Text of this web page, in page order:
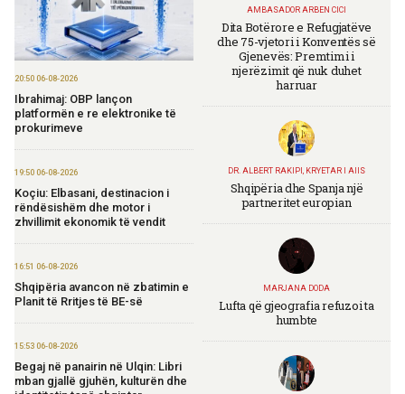
20:50 06-08-2026
Ibrahimaj: OBP lançon
platformën e re elektronike të
prokurimeve
19:50 06-08-2026
Koçiu: Elbasani, destinacion i
rëndësishëm dhe motor i
zhvillimit ekonomik të vendit
16:51 06-08-2026
Shqipëria avancon në zbatimin e
Planit të Rritjes të BE-së
15:53 06-08-2026
Begaj në panairin në Ulqin: Libri
mban gjallë gjuhën, kulturën dhe
AMBASADOR ARBEN CICI
Dita Botërore e Refugjatëve
dhe 75-vjetori i Konventës së
Gjenevës: Premtimi i
njerëzimit që nuk duhet
harruar
DR. ALBERT RAKIPI, KRYETAR I AIIS
Shqipëria dhe Spanja një
partneritet europian
MARJANA DODA
Lufta që gjeografia refuzoi ta
humbte